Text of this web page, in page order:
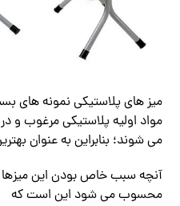
میز های پلاستیکی نمونه های
مواد اولیه پلاستیکی مرغوب و
می شوند؛ بنابراین به عنوان
آنچه سبب خاص بودن این میزها
محسوب می شود این است که